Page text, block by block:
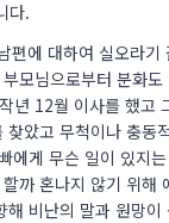
다.
에 대하여 실오라
모님으로부터 분화
년 12월 이사를 했고
았고 무척이나 충
에게 무슨 일이 있지
까 혼나지 않기 위
비난의 말과 원망